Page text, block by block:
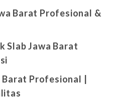
Barat Profesional &
Slab Jawa Barat
Profesional |